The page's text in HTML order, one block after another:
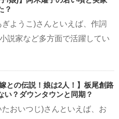
？
ぎようこ)さんといえば、作詞
説家など多方面で活躍してい
嫁との伝説！娘は2人！】板尾創路
い？ダウンタウンと同期？
おいつじ)さんといえば、お